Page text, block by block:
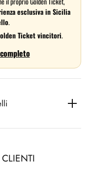
esclusiva in Sicilia
.
Ticket vincitori.